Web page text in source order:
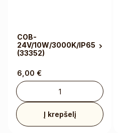
COB-
24V/10W/3000K/IP65
(33352)
6,00 €
Į krepšelį